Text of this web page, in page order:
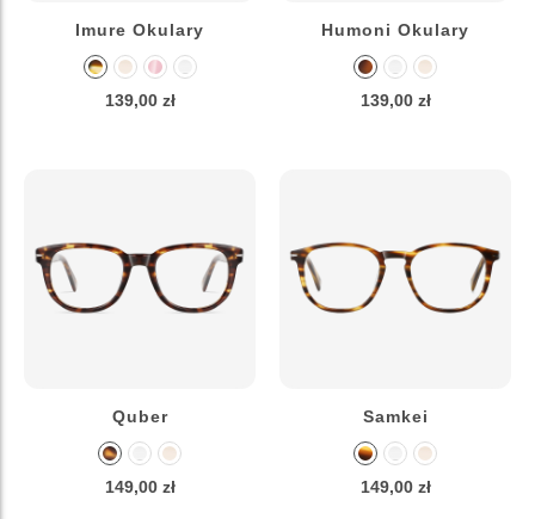
Imure Okulary
139,00 zł
Humoni Okulary
139,00 zł
Quber
149,00 zł
Samkei
149,00 zł